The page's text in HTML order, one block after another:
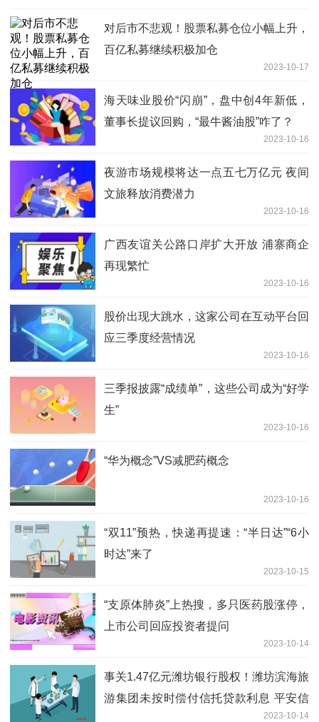
对后市不悲观！股票私募仓位小幅上升，
百亿私募继续积极加仓
2023-10-17
海天味业股价“闪崩”，盘中创4年新低，
董事长提议回购，“最牛酱油股”咋了？
2023-10-16
夜游市场规模将达一点五七万亿元 夜间
文旅释放消费潜力
2023-10-16
广西友谊关公路口岸扩大开放 浦寨商企
再现繁忙
2023-10-16
股价出现大跳水，这家公司在互动平台回
应三季度经营情况
2023-10-16
三季报披露“成绩单”，这些公司成为“好学
生”
2023-10-16
“华为概念”VS减肥药概念
2023-10-16
“双11”预热，快递再提速：“半日达”“6小
时达”来了
2023-10-15
“支原体肺炎”上热搜，多只医药股涨停，
上市公司回应投资者提问
2023-10-14
事关1.47亿元潍坊银行股权！潍坊滨海旅
游集团未按时偿付信托贷款利息 平安信
2023-10-14